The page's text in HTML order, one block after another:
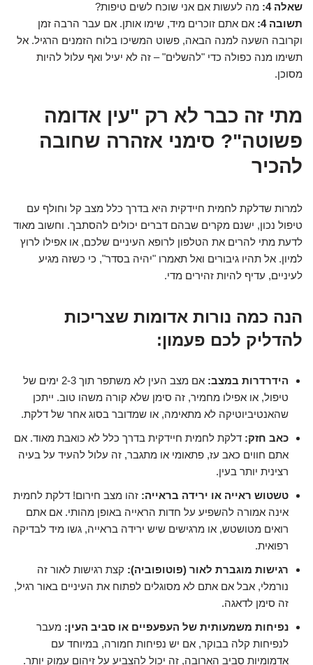
שאלה 4:
מה לעשות אם אני שוכח לשים טיפות?
תשובה 4:
אם אתם זוכרים מיד, שימו אותן. אם עבר הרבה זמן
וקרובה השעה למנה הבאה, פשוט המשיכו בלוח הזמנים הרגיל. אל
תשימו מנה כפולה כדי "להשלים" – זה לא יעיל ואף עלול להיות
מסוכן.
מתי זה כבר לא רק "עין אדומה
פשוטה"? סימני אזהרה שחובה
להכיר
למרות שדלקת לחמית חיידקית היא בדרך כלל מצב קל וחולף עם
טיפול נכון, ישנם מקרים שבהם דברים יכולים להסתבך. וחשוב מאוד
לדעת מתי להרים את הטלפון לרופא העיניים שלכם, או אפילו לרוץ
למיון. אל תהיו גיבורים ואל תאמרו "יהיה בסדר", כי כשזה מגיע
לעיניים, עדיף להיות זהירים מדי.
הנה כמה נורות אדומות שצריכות
להדליק לכם פעמון:
הידרדרות במצב:
אם מצב העין לא משתפר תוך 2-3 ימים של
טיפול, או אפילו מחמיר, זה סימן שלא קורה משהו טוב. ייתכן
שהאנטיביוטיקה לא מתאימה, או שמדובר בסוג אחר של דלקת.
כאב חזק: דלקת לחמית חיידקית בדרך כלל לא כואבת מאוד. אם
אתם חווים כאב עז, פתאומי או מתגבר, זה עלול להעיד על בעיה
רצינית יותר בעין.
טשטוש ראייה או ירידה בראייה: זהו מצב חירום! דלקת לחמית
אינה אמורה להשפיע על חדות הראייה באופן מהותי. אם אתם
רואים מטושטש, או מרגישים שיש ירידה בראייה, גשו מיד לבדיקה
רפואית.
רגישות מוגברת לאור (פוטופוביה): קצת רגישות לאור זה
נורמלי, אבל אם אתם לא מסוגלים לפתוח את העיניים באור רגיל,
זה סימן לדאגה.
נפיחות משמעותית של העפעפיים או סביב העין: מעבר
לנפיחות קלה בבוקר, אם יש נפיחות חמורה, במיוחד עם
אדמומיות סביב הארובה, זה יכול להצביע על זיהום עמוק יותר.